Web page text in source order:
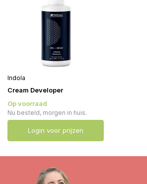
Indola
Cream Developer
Op voorraad
Nu besteld, morgen in huis.
Login voor prijzen